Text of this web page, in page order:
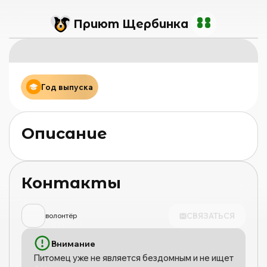
Приют Щербинка
Описание
Контакты
волонтёр СВЯЗАТЬСЯ
Внимание
Питомец уже не является бездомным и не ищет
Год выпуска